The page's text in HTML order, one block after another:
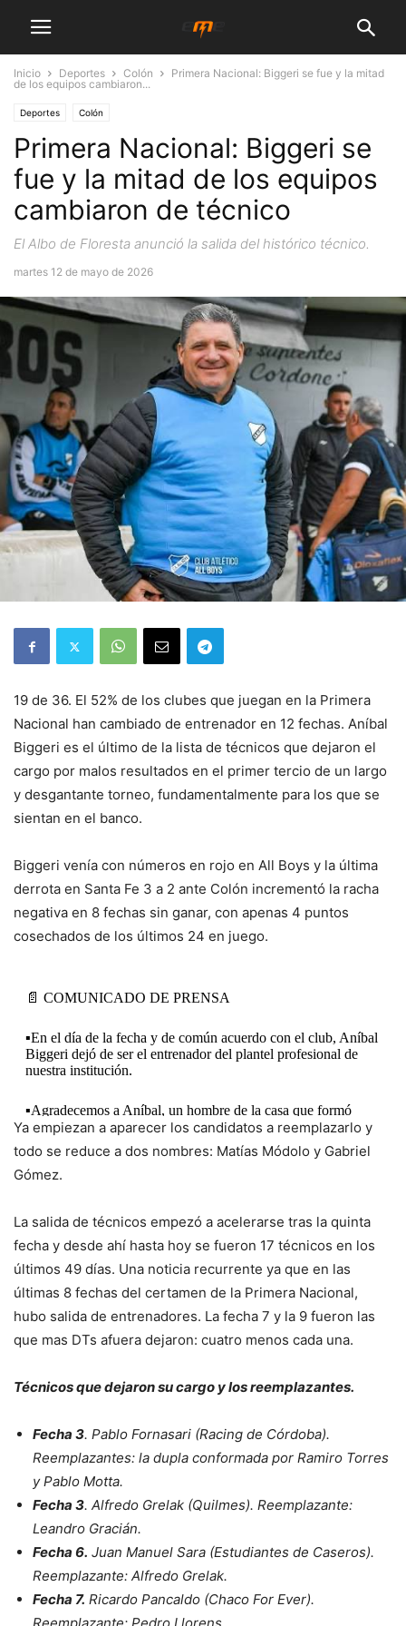
Inicio Deportes Colón
Primera Nacional: Biggeri se fue y la mitad
de los equipos cambiaron...
Deportes Colón
Primera Nacional: Biggeri se
fue y la mitad de los equipos
cambiaron de técnico
El Albo de Floresta anunció la salida del histórico técnico.
martes 12 de mayo de 2026
19 de 36. El 52% de los clubes que juegan en la Primera
Nacional han cambiado de entrenador en 12 fechas. Aníbal
Biggeri es el último de la lista de técnicos que dejaron el
cargo por malos resultados en el primer tercio de un largo
y desgantante torneo, fundamentalmente para los que se
sientan en el banco.
Biggeri venía con números en rojo en All Boys y la última
derrota en Santa Fe 3 a 2 ante Colón incrementó la racha
negativa en 8 fechas sin ganar, con apenas 4 puntos
cosechados de los últimos 24 en juego.
📄 COMUNICADO DE PRENSA
▪️En el día de la fecha y de común acuerdo con el club, Aníbal
Biggeri dejó de ser el entrenador del plantel profesional de
nuestra institución.
▪️Agradecemos a Aníbal, un hombre de la casa que formó
parte de páginas gloriosas de nuestra historia y a su…
pic.twitter.com/HNAbKYZCi1
— Club Atlético All Boys (@caallboys)
Ya empiezan a aparecer los candidatos a reemplazarlo y
todo se reduce a dos nombres: Matías Módolo y Gabriel
Gómez.
La salida de técnicos empezó a acelerarse tras la quinta
fecha y desde ahí hasta hoy se fueron 17 técnicos en los
últimos 49 días. Una noticia recurrente ya que en las
últimas 8 fechas del certamen de la Primera Nacional,
hubo salida de entrenadores. La fecha 7 y la 9 fueron las
que mas DTs afuera dejaron: cuatro menos cada una.
Técnicos que dejaron su cargo y los reemplazantes.
Fecha 3. Pablo Fornasari (Racing de Córdoba).
Reemplazantes: la dupla conformada por Ramiro Torres
y Pablo Motta.
Fecha 3. Alfredo Grelak (Quilmes). Reemplazante:
Leandro Gracián.
Fecha 6. Juan Manuel Sara (Estudiantes de Caseros).
Reemplazante: Alfredo Grelak.
Fecha 7. Ricardo Pancaldo (Chaco For Ever).